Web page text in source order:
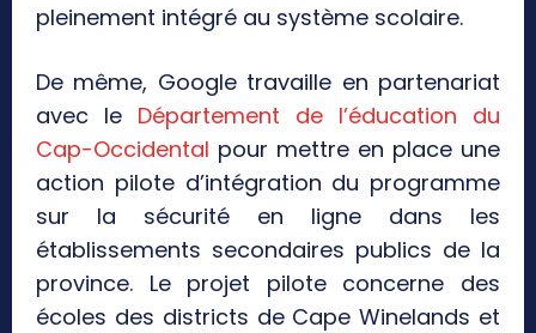
pleinement intégré au système scolaire.
De même, Google travaille en partenariat
avec le Département de l’éducation du
Cap-Occidental pour mettre en place une
action pilote d’intégration du programme
sur la sécurité en ligne dans les
établissements secondaires publics de la
province. Le projet pilote concerne des
écoles des districts de Cape Winelands et